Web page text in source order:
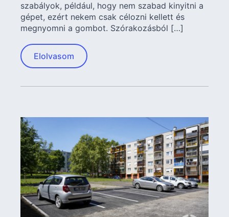
szabályok, például, hogy nem szabad kinyitni a
gépet, ezért nekem csak célozni kellett és
megnyomni a gombot. Szórakozásból […]
Elolvasom